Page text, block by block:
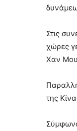
Στις
χώρες
Χαν
της